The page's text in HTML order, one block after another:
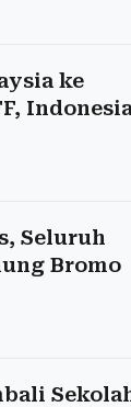
ke
Seluruh
Bromo